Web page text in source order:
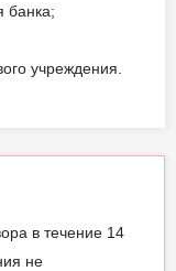
банка;
учреждения.
в течение 14
не